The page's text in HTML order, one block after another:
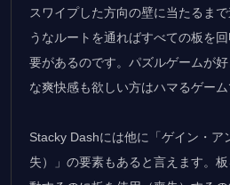
スワイプした方向の壁に当たるま
うなルートを通ればすべての板を
要があるのです。パズルゲームが
な爽快感も欲しい方はハマるゲーム
Stacky Dashには他に「ゲイン・ア
失）」の要素もあると言えます。